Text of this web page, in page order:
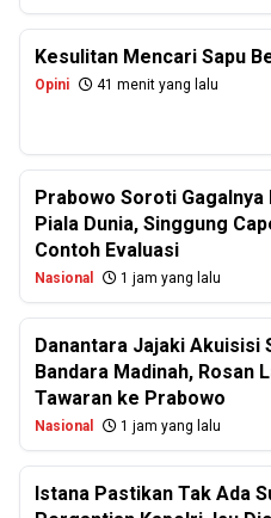
Kesulitan Mencari Sapu
Opini 41 menit yang lalu
Prabowo Soroti Gagalnya
Piala Dunia, Singgung
Contoh Evaluasi
Nasional 1 jam yang lalu
Danantara Jajaki Akuisisi
Bandara Madinah, Rosan
Tawaran ke Prabowo
Nasional 1 jam yang lalu
Istana Pastikan Tak Ada